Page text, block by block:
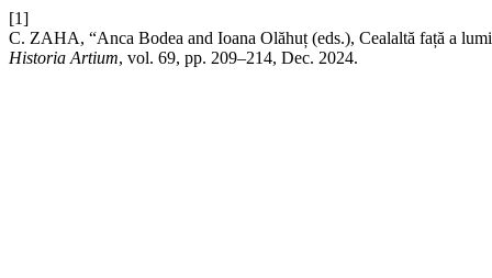
[1]
C. ZAHA, “Anca Bodea and Ioana Olăhuț (eds.), Cealaltă față a
Historia Artium, vol. 69, pp. 209–214, Dec. 2024.